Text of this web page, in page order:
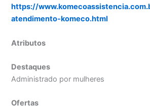
https://
atendimento-komeco.html
Atributos
Destaques
Administrado por mulheres
Ofertas